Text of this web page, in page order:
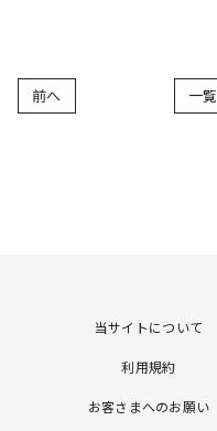
一
前へ
当サイトについて
利用規約
お客さまへのお願い